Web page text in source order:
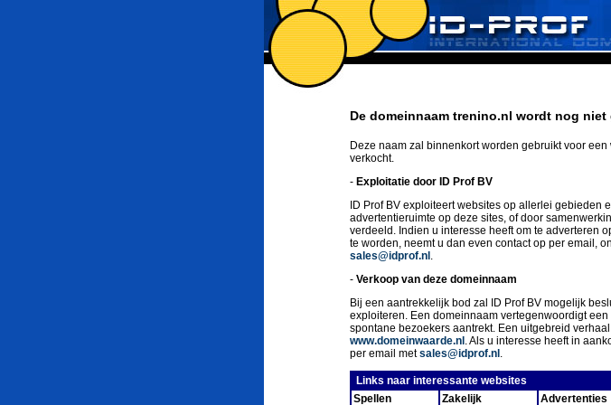
De domeinnaam trenino.nl wordt nog
Deze naam zal binnenkort worden gebruikt voor
verkocht.
- Exploitatie door ID Prof BV
ID Prof BV exploiteert websites op allerlei gebieden
advertentieruimte op deze sites, of door
verdeeld. Indien u interesse heeft om te adverteren
te worden, neemt u dan even contact op per email,
sales@idprof.nl .
- Verkoop van deze domeinnaam
Bij een aantrekkelijk bod zal ID Prof BV mogelijk
exploiteren. Een domeinnaam vertegenwoordigt
spontane bezoekers aantrekt. Een uitgebreid
www.domeinwaarde.nl . Als u interesse heeft in
per email metsales@idprof.nl .
Links naar interessante websites
Spellen
Zakelijk
Advertenties